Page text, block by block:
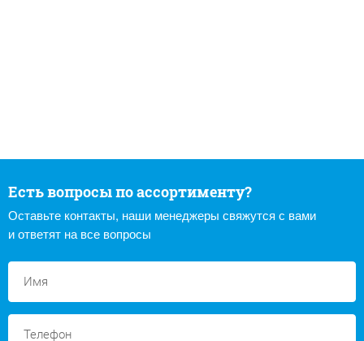
Есть вопросы по ассортименту?
Оставьте контакты, наши менеджеры свяжутся с вами
и ответят на все вопросы